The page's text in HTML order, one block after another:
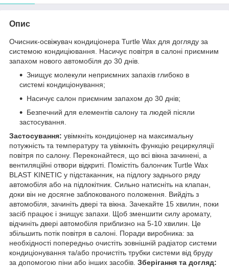
Опис
Очисник-освіжувач кондиціонера Turtle Wax для догляду за
системою кондиціювання. Насичує повітря в салоні приємним
запахом нового автомобіля до 30 днів.
Знищує молекули неприємних запахів глибоко в
системі кондиціонування;
Насичує салон приємним запахом до 30 днів;
Безпечний для елементів салону та людей пісяли
застосування.
Застосування: увімкніть кондиціонер на максимальну
потужність та температуру та увімкніть функцію рециркуляції
повітря по салону. Переконайтеся, що всі вікна зачинені, а
вентиляційні отвори відкриті. Помістіть балончик Turtle Wax
BLAST KINETIC у підстаканник, на підлогу заднього ряду
автомобіля або на підлокітник. Сильно натисніть на клапан,
доки він не досягне заблокованого положення. Вийдіть з
автомобіля, зачиніть двері та вікна. Зачекайте 15 хвилин, поки
засіб працює і знищує запахи. Щоб зменшити силу аромату,
відчиніть двері автомобіля приблизно на 5-10 хвилин. Це
збільшить потік повітря в салоні. Поради виробника: за
необхідності попередньо очистіть зовнішній радіатор системи
кондиціонування та/або прочистіть трубки системи від бруду
за допомогою піни або інших засобів. Зберігання та догляд: